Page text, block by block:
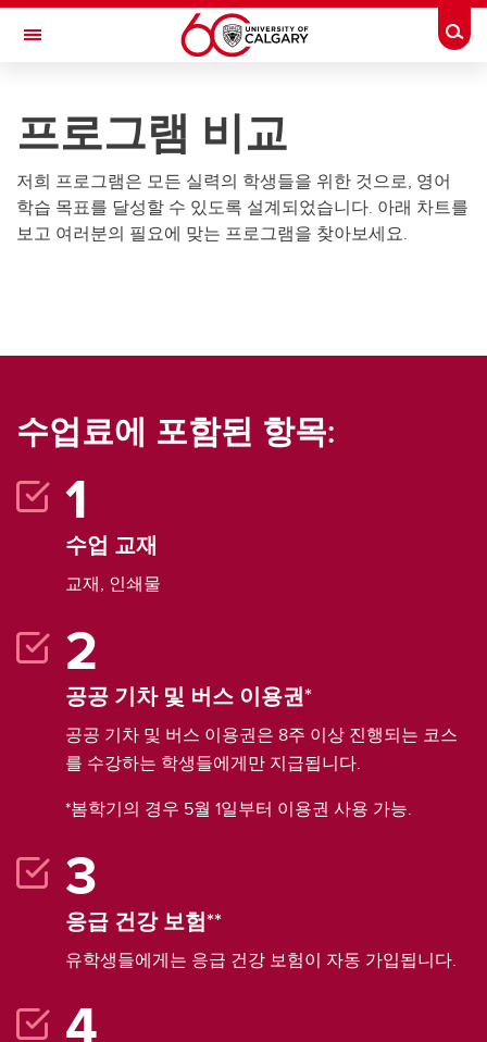
Skip to main content
Toggle Navigation
English Language Program (Korean)
프로그램 등록
프로그램 계획하기
프로그램 비교
저희 프로그램은 모든 실력의 학생들을 위한 것으로, 영어
학습 목표를 달성할 수 있도록 설계되었습니다. 아래 차트를
보고 여러분의 필요에 맞는 프로그램을 찾아보세요.
수업료에 포함된 항목:
수업 교재
교재, 인쇄물
공공 기차 및 버스 이용권*
공공 기차 및 버스 이용권은 8주 이상 진행되는 코스
를 수강하는 학생들에게만 지급됩니다.
*봄학기의 경우 5월 1일부터 이용권 사용 가능.
응급 건강 보험**
유학생들에게는 응급 건강 보험이 자동 가입됩니다.